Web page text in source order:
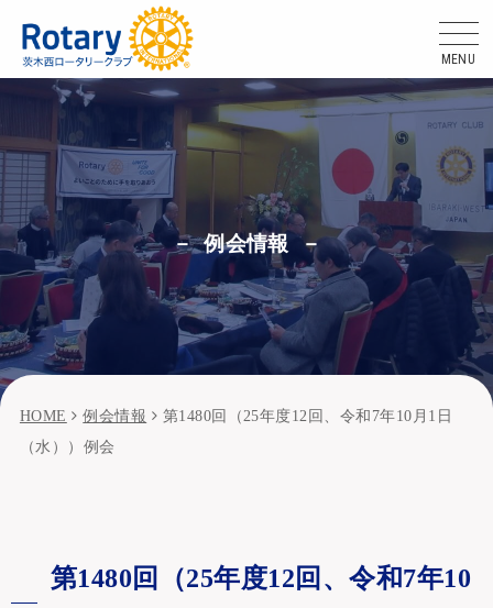
MENU
例会情報
HOME 例会情報
第1480回（25年度12回、令和7年10月1日
（水））例会
第1480回（25年度12回、令和7年10